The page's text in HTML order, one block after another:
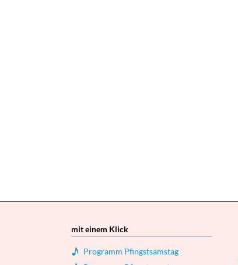
mit einem Klick
Programm Pfingstsamstag